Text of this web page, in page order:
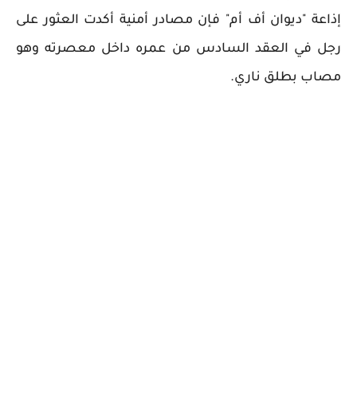
إذاعة "ديوان أف أم" فإن مصادر أمنية أكدت العثور على
رجل في العقد السادس من عمره داخل معصرته وهو
مصاب بطلق ناري.